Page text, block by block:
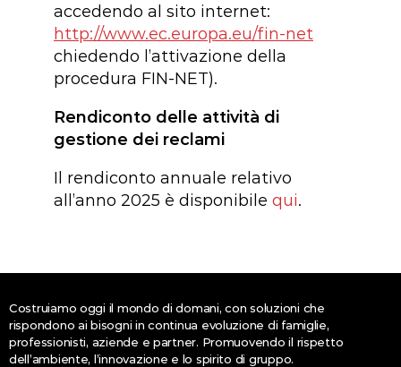
accedendo al sito internet:
http://www.ec.europa.eu/fin-net
chiedendo l’attivazione della
procedura FIN-NET).
Rendiconto delle attività di
gestione dei reclami
Il rendiconto annuale relativo
all’anno 2025 è disponibile qui.
Costruiamo oggi il mondo di domani, con soluzioni che
rispondono ai bisogni in continua evoluzione di famiglie,
professionisti, aziende e partner. Promuovendo il rispetto
dell’ambiente, l’innovazione e lo spirito di gruppo.